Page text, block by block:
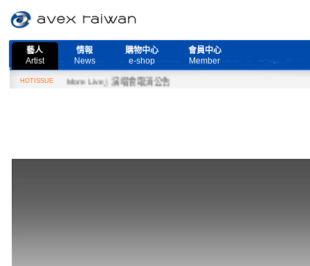
藝人
Artist
情報
News
購物中心
e-shop
會員中心
Member
HOTISSUE
More Live』演唱會取消公告